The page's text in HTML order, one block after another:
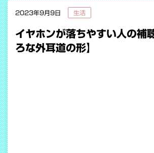
2023年9月9日 生活
イヤホンが落ちやすい人の補
ろな外耳道の形】